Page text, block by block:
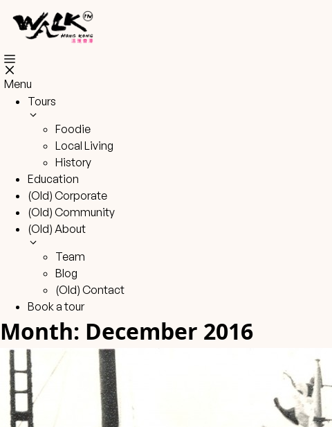
content
Menu
Tours
Foodie
Local Living
History
Education
(Old) Corporate
(Old) Community
(Old) About
Team
Blog
(Old) Contact
Book a tour
Month: December 2016